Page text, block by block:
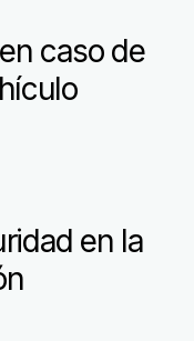
caso de
en la